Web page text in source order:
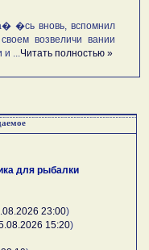
вновь, вспомнил
возвеличи вании
... Читать полностью »
для рыбалки
23:00)
15:20)